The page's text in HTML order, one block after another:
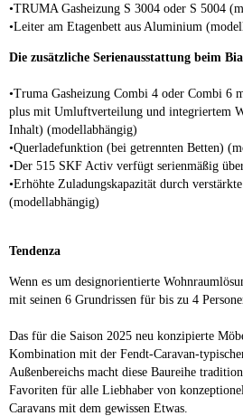
•TRUMA Gasheizung S 3004 oder S 5004
•Leiter am Etagenbett aus Aluminium
Die zusätzliche Serienausstattung beim
•Truma Gasheizung Combi 4 oder Combi 6
plus mit Umluftverteilung und integriertem
Inhalt) (modellabhängig)
•Querladefunktion (bei getrennten Betten)
•Der 515 SKF Activ verfügt serienmäßig
•Erhöhte Zuladungskapazität durch
(modellabhängig)
Tendenza
Wenn es um designorientierte
mit seinen 6 Grundrissen für bis zu 4
Das für die Saison 2025 neu konzipierte
Kombination mit der Fendt-Caravan-
Außenbereichs macht diese Baureihe
Favoriten für alle Liebhaber von
Caravans mit dem gewissen Etwas.